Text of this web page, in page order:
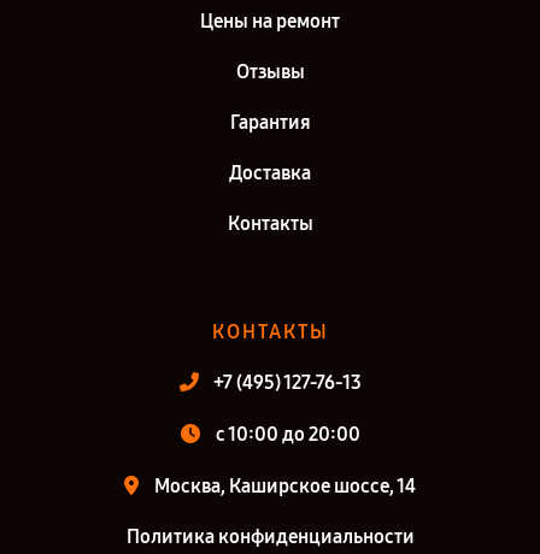
Цены на ремонт
Отзывы
Гарантия
Доставка
Контакты
КОНТАКТЫ
+7 (495) 127-76-13
с 10:00 до 20:00
Москва, Каширское шоссе, 14
Политика конфиденциальности